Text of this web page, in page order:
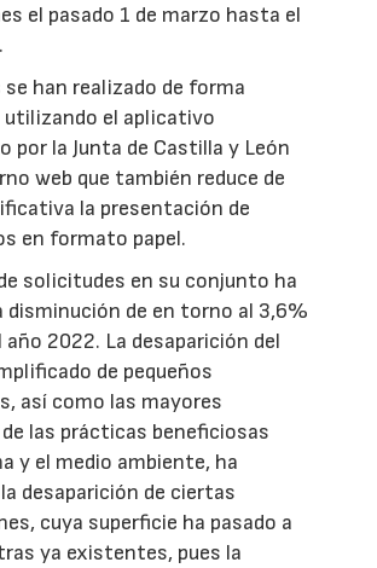
el pasado 1 de marzo hasta el
se han realizado de forma
el aplicativo
por la Junta de Castilla y León
web que también reduce de
la presentación de
en formato papel.
solicitudes en su conjunto ha
disminución de en torno al 3,6%
2022. La desaparición del
de pequeños
así como las mayores
las prácticas beneficiosas
y el medio ambiente, ha
desaparición de ciertas
cuya superficie ha pasado a
ya existentes, pues la